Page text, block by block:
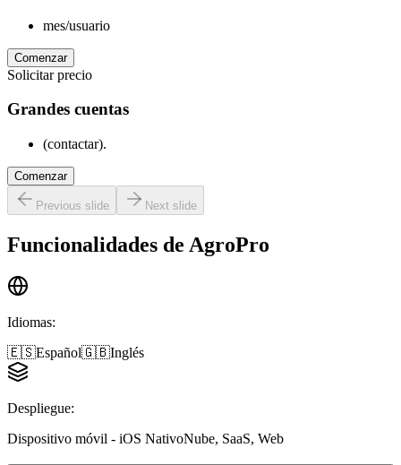
mes/usuario
Comenzar
Solicitar precio
Grandes cuentas
(contactar).
Comenzar
Previous slide Next slide
Funcionalidades de AgroPro
Idiomas:
🇪🇸Español🇬🇧Inglés
Despliegue:
Dispositivo móvil - iOS NativoNube, SaaS, Web